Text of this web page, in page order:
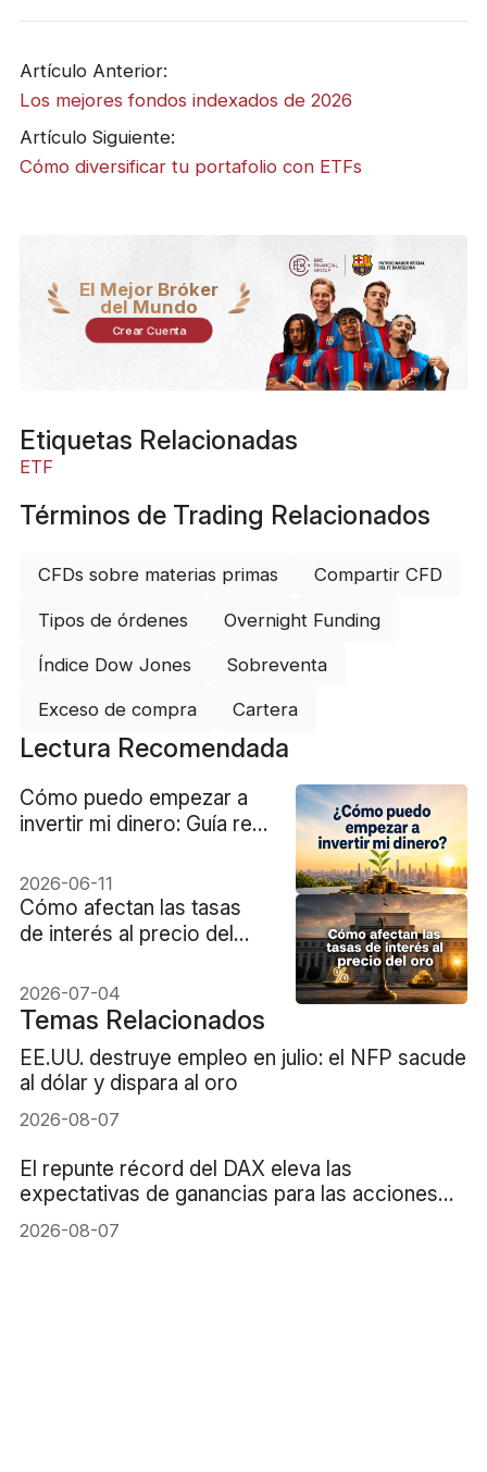
Artículo Anterior:
Los mejores fondos indexados de 2026
Artículo Siguiente:
Cómo diversificar tu portafolio con ETFs
El Mejor Bróker
del Mundo
Crear Cuenta
Etiquetas Relacionadas
ETF
Términos de Trading Relacionados
CFDs sobre materias primas Compartir CFD
Tipos de órdenes Overnight Funding
Índice Dow Jones Sobreventa
Exceso de compra Cartera
Lectura Recomendada
Cómo puedo empezar a
invertir mi dinero: Guía real
2026-06-11
Cómo afectan las tasas
de interés al precio del
el trader latinoamericano
2026-07-04
Temas Relacionados
EE.UU. destruye empleo en julio: el NFP sacude
al dólar y dispara al oro
2026-08-07
El repunte récord del DAX eleva las
expectativas de ganancias para las acciones
alemanas
2026-08-07